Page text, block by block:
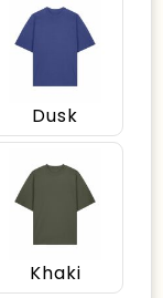
Dusk
Khaki